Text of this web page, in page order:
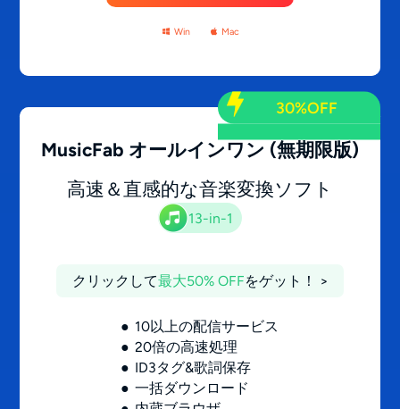
Win Mac
MusicFab オールインワン (無期限版)
高速＆直感的な音楽変換ソフト
13-in-1
クリックして最大50% OFFをゲット！ >
30%OFF
10以上の配信サービス
20倍の高速処理
ID3タグ&歌詞保存
一括ダウンロード